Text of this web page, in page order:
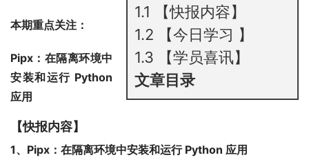
1.1
【快报内容】
1.2
【今日学习 】
1.3
【学员喜讯】
文章目录
本期重点关注：
Pipx：在隔离环境中
安装和运行 Python
应用
【快报内容】
1、Pipx：在隔离环境中安装和运行 Python 应用